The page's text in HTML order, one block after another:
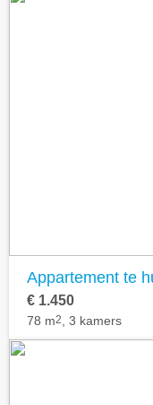
Appartement te
€ 1.450
78 m2 , 3 kamers